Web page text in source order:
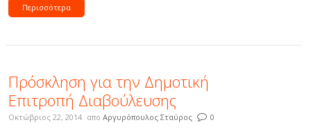
Περισσότερα
Πρόσκληση για την Δημοτική
Επιτροπή Διαβούλευσης
Οκτώβριος 22, 2014 απο Αργυρόπουλος Σταύρος 0